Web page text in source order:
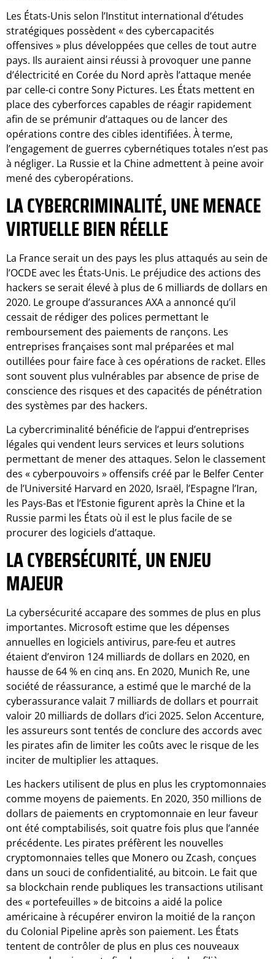
Les États-Unis selon l’Institut international d’études
stratégiques possèdent « des cybercapacités
offensives » plus développées que celles de tout autre
pays. Ils auraient ainsi réussi à provoquer une panne
d’électricité en Corée du Nord après l’attaque menée
par celle-ci contre Sony Pictures. Les États mettent en
place des cyberforces capables de réagir rapidement
afin de se prémunir d’attaques ou de lancer des
opérations contre des cibles identifiées. À terme,
l’engagement de guerres cybernétiques totales n’est pas
à négliger. La Russie et la Chine admettent à peine avoir
mené des cyberopérations.
LA CYBERCRIMINALITÉ, UNE MENACE
VIRTUELLE BIEN RÉELLE
La France serait un des pays les plus attaqués au sein de
l’OCDE avec les États-Unis. Le préjudice des actions des
hackers se serait élevé à plus de 6 milliards de dollars en
2020. Le groupe d’assurances AXA a annoncé qu’il
cessait de rédiger des polices permettant le
remboursement des paiements de rançons. Les
entreprises françaises sont mal préparées et mal
outillées pour faire face à ces opérations de racket. Elles
sont souvent plus vulnérables par absence de prise de
conscience des risques et des capacités de pénétration
des systèmes par des hackers.
La cybercriminalité bénéficie de l’appui d’entreprises
légales qui vendent leurs services et leurs solutions
permettant de mener des attaques. Selon le classement
des « cyberpouvoirs » offensifs créé par le Belfer Center
de l’Université Harvard en 2020, Israël, l’Espagne l’Iran,
les Pays-Bas et l’Estonie figurent après la Chine et la
Russie parmi les États où il est le plus facile de se
procurer des logiciels d’attaque.
LA CYBERSÉCURITÉ, UN ENJEU
MAJEUR
La cybersécurité accapare des sommes de plus en plus
importantes. Microsoft estime que les dépenses
annuelles en logiciels antivirus, pare-feu et autres
étaient d’environ 124 milliards de dollars en 2020, en
hausse de 64 % en cinq ans. En 2020, Munich Re, une
société de réassurance, a estimé que le marché de la
cyberassurance valait 7 milliards de dollars et pourrait
valoir 20 milliards de dollars d’ici 2025. Selon Accenture,
les assureurs sont tentés de conclure des accords avec
les pirates afin de limiter les coûts avec le risque de les
inciter de multiplier les attaques.
Les hackers utilisent de plus en plus les cryptomonnaies
comme moyens de paiements. En 2020, 350 millions de
dollars de paiements en cryptomonnaie en leur faveur
ont été comptabilisés, soit quatre fois plus que l’année
précédente. Les pirates préfèrent les nouvelles
cryptomonnaies telles que Monero ou Zcash, conçues
dans un souci de confidentialité, au bitcoin. Le fait que
sa blockchain rende publiques les transactions utilisant
des « portefeuilles » de bitcoins a aidé la police
américaine à récupérer environ la moitié de la rançon
du Colonial Pipeline après son paiement. Les États
tentent de contrôler de plus en plus ces nouveaux